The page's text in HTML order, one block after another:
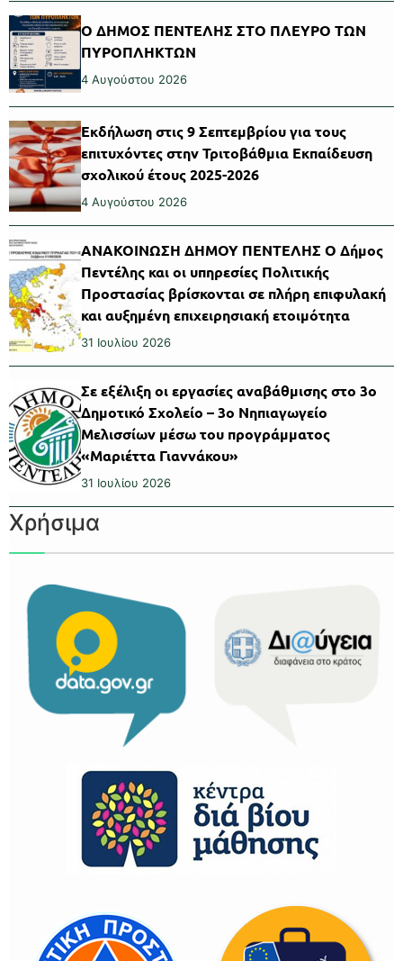
Ο ΔΗΜΟΣ ΠΕΝΤΕΛΗΣ ΣΤΟ ΠΛΕΥΡΟ ΤΩΝ
ΠΥΡΟΠΛΗΚΤΩΝ
4 Αυγούστου 2026
Εκδήλωση στις 9 Σεπτεμβρίου για τους
επιτυχόντες στην Τριτοβάθμια Εκπαίδευση
σχολικού έτους 2025-2026
4 Αυγούστου 2026
ΑΝΑΚΟΙΝΩΣΗ ΔΗΜΟΥ ΠΕΝΤΕΛΗΣ Ο Δήμος
Πεντέλης και οι υπηρεσίες Πολιτικής
Προστασίας βρίσκονται σε πλήρη επιφυλακή
και αυξημένη επιχειρησιακή ετοιμότητα
31 Ιουλίου 2026
Σε εξέλιξη οι εργασίες αναβάθμισης στο 3ο
Δημοτικό Σχολείο – 3ο Νηπιαγωγείο
Μελισσίων μέσω του προγράμματος
«Μαριέττα Γιαννάκου»
31 Ιουλίου 2026
Χρήσιμα